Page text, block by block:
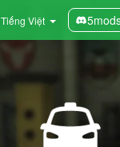
Tiếng Việt